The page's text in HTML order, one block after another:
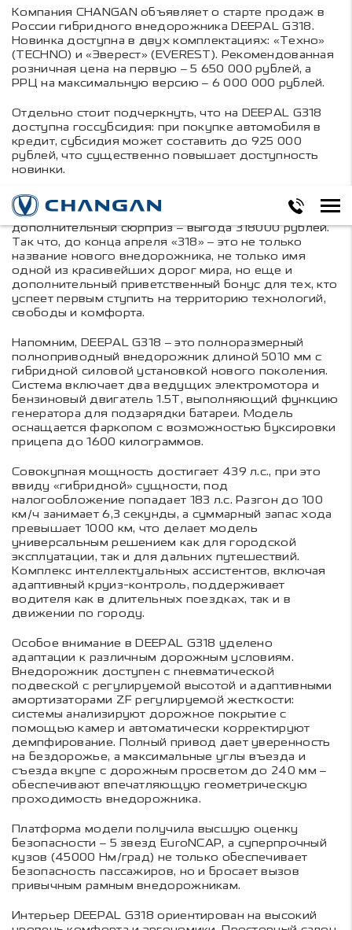
Компания CHANGAN объявляет о старте продаж в
России гибридного внедорожника DEEPAL G318.
Новинка доступна в двух комплектациях: «Техно»
(TECHNO) и «Эверест» (EVEREST). Рекомендованная
розничная цена на первую – 5 650 000 рублей, а
РРЦ на максимальную версию – 6 000 000 рублей.
Отдельно стоит подчеркнуть, что на DEEPAL G318
доступна госсубсидия: при покупке автомобиля в
кредит, субсидия может составить до 925 000
рублей, что существенно повышает доступность
новинки.
Кроме того, для первых владельцев модели
представительство CHANGAN приготовило
дополнительный сюрприз – выгода 318000 рублей.
Так что, до конца апреля «318» – это не только
название нового внедорожника, не только имя
одной из красивейших дорог мира, но еще и
дополнительный приветственный бонус для тех, кто
успеет первым ступить на территорию технологий,
свободы и комфорта.
Напомним, DEEPAL G318 – это полноразмерный
полноприводный внедорожник длиной 5010 мм с
гибридной силовой установкой нового поколения.
Система включает два ведущих электромотора и
бензиновый двигатель 1.5T, выполняющий функцию
генератора для подзарядки батареи. Модель
оснащается фаркопом с возможностью буксировки
прицепа до 1600 килограммов.
Совокупная мощность достигает 439 л.с., при это
ввиду «гибридной» сущности, под
налогообложение попадает 183 л.с. Разгон до 100
км/ч занимает 6,3 секунды, а суммарный запас хода
превышает 1000 км, что делает модель
универсальным решением как для городской
эксплуатации, так и для дальних путешествий.
Комплекс интеллектуальных ассистентов, включая
адаптивный круиз-контроль, поддерживает
водителя как в длительных поездках, так и в
движении по городу.
Особое внимание в DEEPAL G318 уделено
адаптации к различным дорожным условиям.
Внедорожник доступен с пневматической
подвеской с регулируемой высотой и адаптивными
амортизаторами ZF регулируемой жесткости:
системы анализируют дорожное покрытие с
помощью камер и автоматически корректируют
демпфирование. Полный привод дает уверенность
на бездорожье, а максимальные углы въезда и
съезда вкупе с дорожным просветом до 240 мм –
обеспечивают впечатляющую геометрическую
проходимость внедорожника.
Платформа модели получила высшую оценку
безопасности – 5 звезд EuroNCAP, а суперпрочный
кузов (45000 Нм/град) не только обеспечивает
безопасность пассажиров, но и бросает вызов
привычным рамным внедорожникам.
Интерьер DEEPAL G318 ориентирован на высокий